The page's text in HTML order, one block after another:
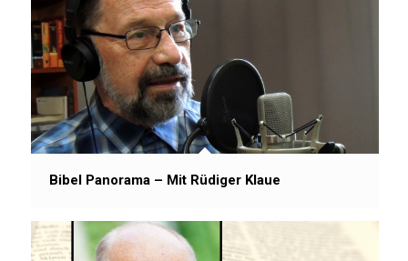
Bibel Panorama – Mit Rüdiger Klaue